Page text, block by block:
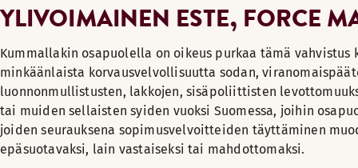
YLIVOIMAINEN ESTE, FORCE
Kummallakin osapuolella on oikeus purkaa tämä
minkäänlaista korvausvelvollisuutta sodan,
luonnonmullistusten, lakkojen, sisäpoliittisten
tai muiden sellaisten syiden vuoksi Suomessa, joihin
joiden seurauksena sopimusvelvoitteiden täyttäminen
epäsuotavaksi, lain vastaiseksi tai mahdottomaksi.